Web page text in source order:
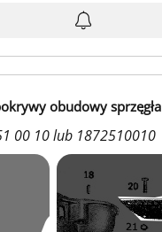
obudowy sprzęgła
00 10 lub 1872510010